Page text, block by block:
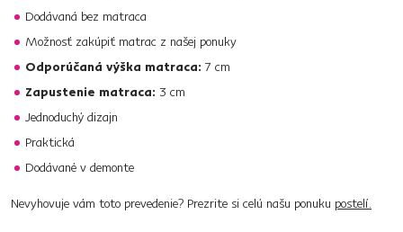
Dodávaná bez matraca
Možnosť zakúpiť matrac z našej ponuky
Odporúčaná výška matraca: 7 cm
Zapustenie matraca: 3 cm
Jednoduchý dizajn
Praktická
Dodávané v demonte
Nevyhovuje vám toto prevedenie? Prezrite si celú našu ponuku postelí.